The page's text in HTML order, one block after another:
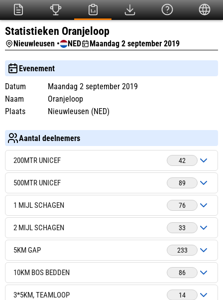
Statistieken Oranjeloop
Nieuwleusen • NED Maandag 2 september 2019
Evenement
Datum
Maandag 2 september 2019
Naam
Oranjeloop
Plaats
Nieuwleusen (NED)
Aantal deelnemers
200MTR UNICEF 42
500MTR UNICEF 89
1 MIJL SCHAGEN 76
2 MIJL SCHAGEN 33
5KM GAP 233
10KM BOS BEDDEN 86
3*5KM, TEAMLOOP 14